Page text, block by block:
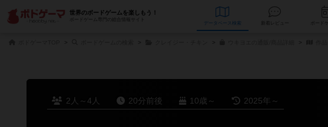
世界のボードゲームを楽しもう！
ボードゲーム専門の総合情報サイト
データベース
2人～4人 20分前後 10歳～ 2025年～